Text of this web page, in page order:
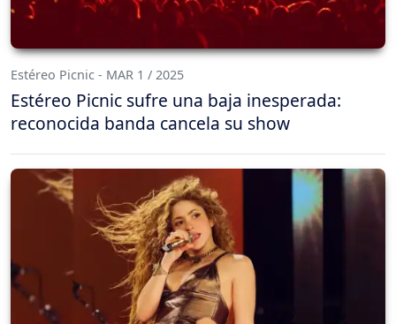
Estéreo Picnic - MAR 1 / 2025
Estéreo Picnic sufre una baja inesperada:
reconocida banda cancela su show